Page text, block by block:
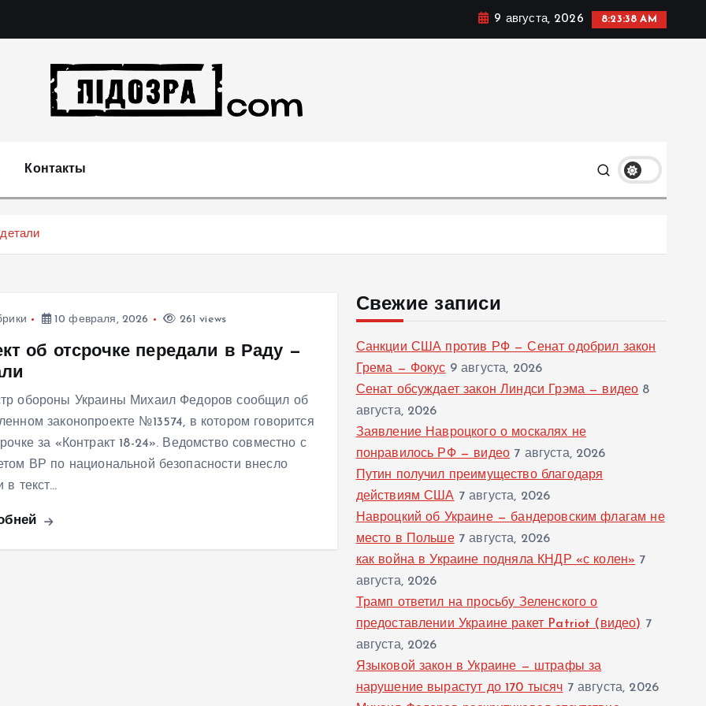
9 августа, 2026 8:23:39 AM
Контакты
10 февраля, 2026 261 views
об отсрочке передали в Раду —
обороны Украины Михаил Федоров сообщил об
законопроекте №13574, в котором говорится
за «Контракт 18-24». Ведомство совместно с
ВР по национальной безопасности внесло
в текст…
Свежие записи
Санкции США против РФ — Сенат одобрил закон
Грема — Фокус 9 августа, 2026
Сенат обсуждает закон Линдси Грэма — видео 8
августа, 2026
Заявление Навроцкого о москалях не
понравилось РФ — видео 7 августа, 2026
Путин получил преимущество благодаря
действиям США 7 августа, 2026
Навроцкий об Украине — бандеровским флагам не
место в Польше 7 августа, 2026
как война в Украине подняла КНДР «с колен» 7
августа, 2026
Трамп ответил на просьбу Зеленского о
предоставлении Украине ракет Patriot (видео) 7
августа, 2026
Языковой закон в Украине — штрафы за
нарушение вырастут до 170 тысяч 7 августа, 2026